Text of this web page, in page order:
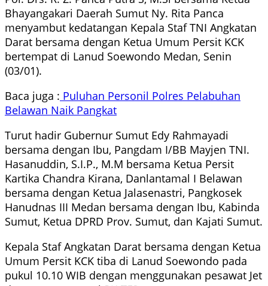
Bhayangakari Daerah Sumut Ny. Rita Panca
menyambut kedatangan Kepala Staf TNI Angkatan
Darat bersama dengan Ketua Umum Persit KCK
bertempat di Lanud Soewondo Medan, Senin
(03/01).
Baca juga : Puluhan Personil Polres Pelabuhan
Belawan Naik Pangkat
Turut hadir Gubernur Sumut Edy Rahmayadi
bersama dengan Ibu, Pangdam I/BB Mayjen TNI.
Hasanuddin, S.I.P., M.M bersama Ketua Persit
Kartika Chandra Kirana, Danlantamal I Belawan
bersama dengan Ketua Jalasenastri, Pangkosek
Hanudnas III Medan bersama dengan Ibu, Kabinda
Sumut, Ketua DPRD Prov. Sumut, dan Kajati Sumut.
Kepala Staf Angkatan Darat bersama dengan Ketua
Umum Persit KCK tiba di Lanud Soewondo pada
pukul 10.10 WIB dengan menggunakan pesawat Jet